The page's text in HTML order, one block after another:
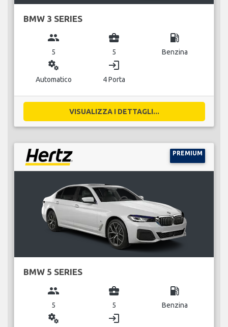
BMW 3 SERIES
group
5
business_center
5
local_gas_station
Benzina
miscellaneous_services
Automatico
login
4 Porta
VISUALIZZA I DETTAGLI...
PREMIUM
BMW 5 SERIES
group
5
business_center
5
local_gas_station
Benzina
miscellaneous_services login